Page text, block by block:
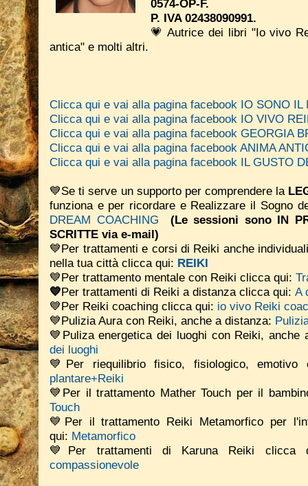
0574-OP-F.
P. IVA 02438090991.
💗 Autrice dei libri "Io vivo
antica" e molti altri.
Clicca qui e vai alla pagina facebook IO SONO IL
Clicca qui e vai alla pagina facebook IO VIVO
Clicca qui e vai alla pagina facebook GEORGIA
Clicca qui e vai alla pagina facebook ANIMA
Clicca qui e vai alla pagina facebook IL GUSTO
💙Se ti serve un supporto per comprendere la
funziona e per ricordare e Realizzare il Sogno
DREAM COACHING
(Le sessioni sono IN
SCRITTE via e-mail)
💙Per trattamenti e corsi di Reiki anche
nella tua città clicca qui: REIKI
💙Per trattamento mentale con Reiki clicca qui:
💙Per trattamenti di Reiki a distanza clicca qui: A
💙Per Reiki coaching clicca qui: io vivo Reiki
💙Pulizia Aura con Reiki, anche a distanza:
💙Puliza energetica dei luoghi con Reiki,
dei luoghi
💙Per riequilibrio fisico, fisiologico,
plantare+Reiki
💙Per il trattamento Mather Touch per il
Touch
💙Per il trattamento Reiki Metamorfico per
qui: Metamorfico
💙Per trattamenti di Karuna Reiki
compassionevole